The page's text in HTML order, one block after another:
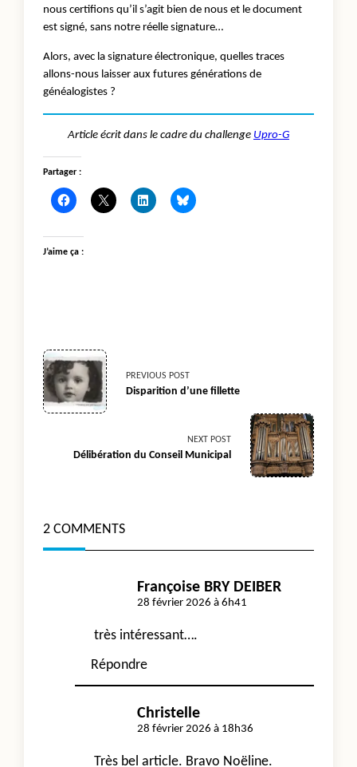
nous certifions qu’il s’agit bien de nous et le document
est signé, sans notre réelle signature…
Alors, avec la signature électronique, quelles traces
allons-nous laisser aux futures générations de
généalogistes ?
Article écrit dans le cadre du challenge Upro-G
Partager :
J’aime ça :
<span
class="nav-
subtitle
reader-
PREVIOUS POST
Disparition d’une fillette
NEXT POST
Délibération du Conseil Municipal
2 COMMENTS
Françoise BRY DEIBER
28 février 2026 à 6h41
très intéressant….
Répondre
Christelle
28 février 2026 à 18h36
Très bel article. Bravo Noëline.